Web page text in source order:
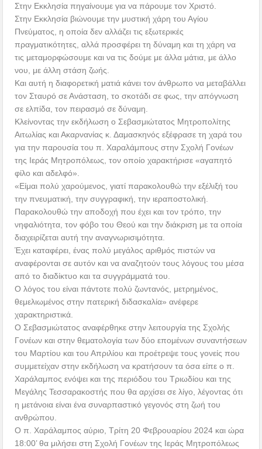
Στην Εκκλησία πηγαίνουμε για να πάρουμε τον Χριστό.
Στην Εκκλησία βιώνουμε την μυστική χάρη του Αγίου
Πνεύματος, η οποία δεν αλλάζει τις εξωτερικές
πραγματικότητες, αλλά προσφέρει τη δύναμη και τη χάρη να
τις μεταμορφώσουμε και να τις δούμε με άλλα μάτια, με άλλο
νου, με άλλη στάση ζωής.
Και αυτή η διαφορετική ματιά κάνει τον άνθρωπο να μεταβάλλει
τον Σταυρό σε Ανάσταση, το σκοτάδι σε φως, την απόγνωση
σε ελπίδα, τον πειρασμό σε δύναμη.
Κλείνοντας την εκδήλωση ο Σεβασμιώτατος Μητροπολίτης
Αιτωλίας και Ακαρνανίας κ. Δαμασκηνός εξέφρασε τη χαρά του
για την παρουσία του π. Χαραλάμπους στην Σχολή Γονέων
της Ιεράς Μητροπόλεως, τον οποίο χαρακτήρισε «αγαπητό
φίλο και αδελφό».
«Είμαι πολύ χαρούμενος, γιατί παρακολουθώ την εξέλιξή του
την πνευματική, την συγγραφική, την ιεραποστολική.
Παρακολουθώ την αποδοχή που έχει και τον τρόπο, την
νηφαλιότητα, τον φόβο του Θεού και την διάκριση με τα οποία
διαχειρίζεται αυτή την αναγνωρισιμότητα.
Έχει καταφέρει, ένας πολύ μεγάλος αριθμός πιστών να
αναφέρονται σε αυτόν και να αναζητούν τους λόγους του μέσα
από το διαδίκτυο και τα συγγράμματά του.
Ο λόγος του είναι πάντοτε πολύ ζωντανός, μετρημένος,
θεμελιωμένος στην πατερική διδασκαλία» ανέφερε
χαρακτηριστικά.
Ο Σεβασμιώτατος αναφέρθηκε στην λειτουργία της Σχολής
Γονέων και στην θεματολογία των δύο επομένων συναντήσεων
του Μαρτίου και του Απριλίου και προέτρεψε τους γονείς που
συμμετείχαν στην εκδήλωση να κρατήσουν τα όσα είπε ο π.
Χαράλαμπος ενόψει και της περιόδου του Τριωδίου και της
Μεγάλης Τεσσαρακοστής που θα αρχίσει σε λίγο, λέγοντας ότι
η μετάνοια είναι ένα συναρπαστικό γεγονός στη ζωή του
ανθρώπου.
Ο π. Χαράλαμπος αύριο, Τρίτη 20 Φεβρουαρίου 2024 και ώρα
18:00’ θα μιλήσει στη Σχολή Γονέων της Ιεράς Μητροπόλεως